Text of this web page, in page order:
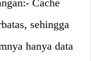
Cache
sehingga
hanya data